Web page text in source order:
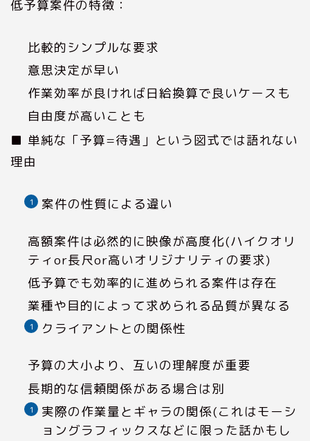
低予算案件の特徴：
比較的シンプルな要求
意思決定が早い
作業効率が良ければ日給換算で良いケースも
自由度が高いことも
■ 単純な「予算=待遇」という図式では語れない
理由
案件の性質による違い
高額案件は必然的に映像が高度化(ハイクオリ
ティor長尺or高いオリジナリティの要求)
低予算でも効率的に進められる案件は存在
業種や目的によって求められる品質が異なる
クライアントとの関係性
予算の大小より、互いの理解度が重要
長期的な信頼関係がある場合は別
実際の作業量とギャラの関係(これはモーシ
ョングラフィックスなどに限った話かもし